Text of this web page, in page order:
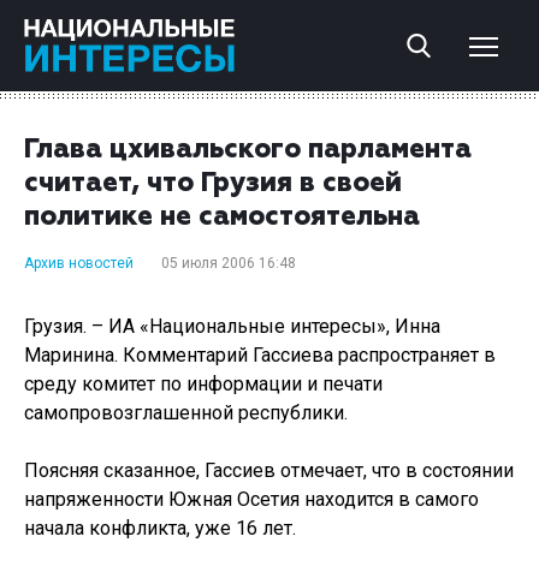
Глава цхивальского парламента
считает, что Грузия в своей
политике не самостоятельна
Архив новостей 05 июля 2006 16:48
Грузия. – ИА «Национальные интересы», Инна
Маринина. Комментарий Гассиева распространяет в
среду комитет по информации и печати
самопровозглашенной республики.
Поясняя сказанное, Гассиев отмечает, что в состоянии
напряженности Южная Осетия находится в самого
начала конфликта, уже 16 лет.